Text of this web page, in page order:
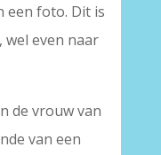
een foto. Dit is
, wel even naar
de vrouw van
van een